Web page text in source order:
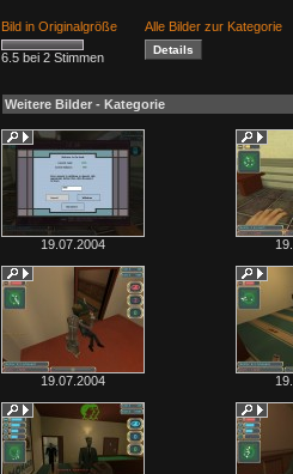
Bild in Originalgröße Alle Bilder zur Kategorie
6.5 bei 2 Stimmen
Weitere Bilder - Kategorie
19.07.2004
19.07.2004